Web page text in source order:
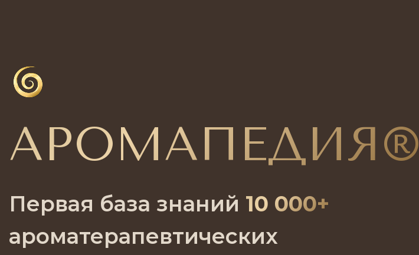
АРОМАПЕДИЯ®
Первая база знаний 10 000+
ароматерапевтических